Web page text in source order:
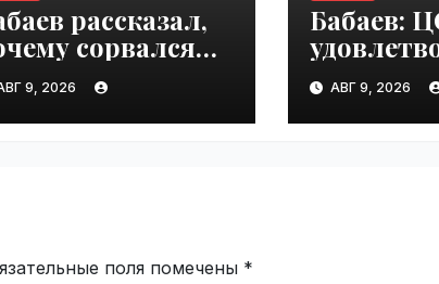
рассказал,
сорвался
Жуана |
9, 2026
Бабаев:
АВГ 9, 2026
поля помечены *